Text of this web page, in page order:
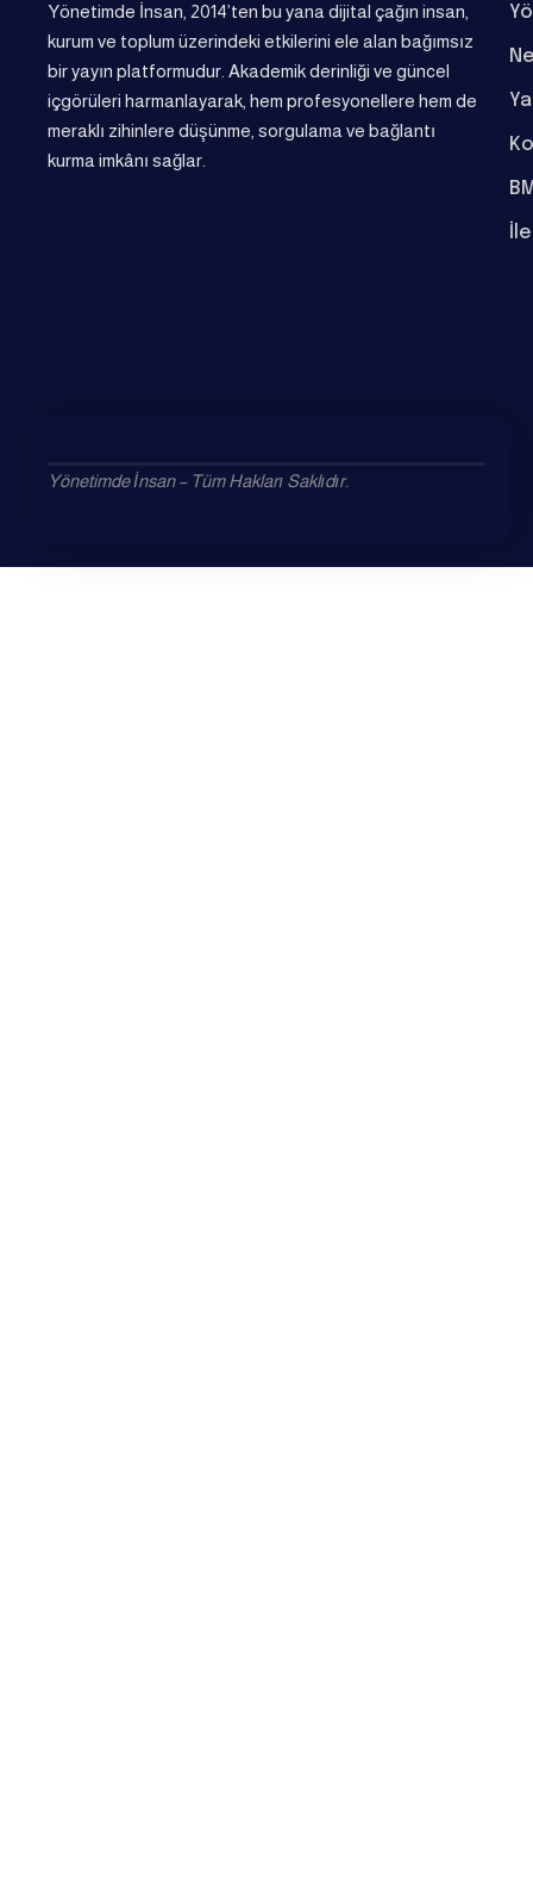
Yönetimde İnsan, 2014’ten bu yana dijital çağın insan,
kurum ve toplum üzerindeki etkilerini ele alan bağımsız
bir yayın platformudur. Akademik derinliği ve güncel
içgörüleri harmanlayarak, hem profesyonellere hem de
meraklı zihinlere düşünme, sorgulama ve bağlantı
kurma imkânı sağlar.
Yönetimde İnsan – Tüm Hakları Saklıdır.